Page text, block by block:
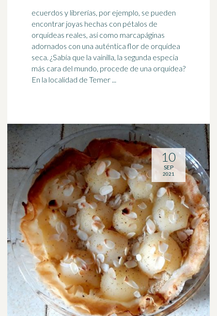
ecuerdos y librerías, por ejemplo, se pueden
encontrar joyas hechas con pétalos de
orquídeas reales, así como marcapáginas
adornados con una auténtica flor de orquídea
seca. ¿Sabía que la vainilla, la segunda especia
más cara del mundo, procede de una orquídea?
En la localidad de Temer ...
10
SEP
2021